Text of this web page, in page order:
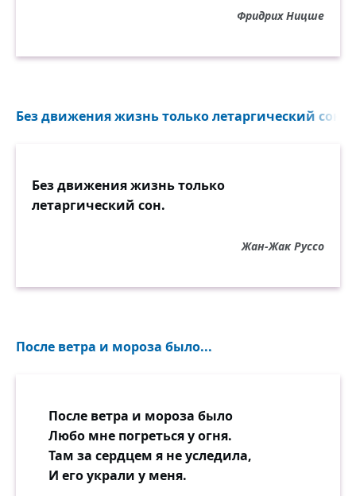
Фридрих Ницше
Без движения жизнь только летаргический сон...
Без движения жизнь только
летаргический сон.
Жан-Жак Руссо
После ветра и мороза было...
После ветра и мороза было
Любо мне погреться у огня.
Там за сердцем я не уследила,
И его украли у меня.